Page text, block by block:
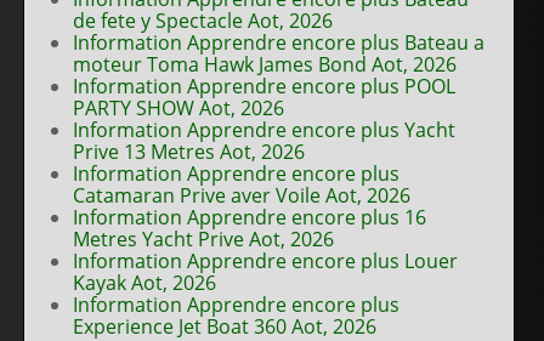
de fete y Spectacle Aot, 2026
Information Apprendre encore plus Bateau a
moteur Toma Hawk James Bond Aot, 2026
Information Apprendre encore plus POOL
PARTY SHOW Aot, 2026
Information Apprendre encore plus Yacht
Prive 13 Metres Aot, 2026
Information Apprendre encore plus
Catamaran Prive aver Voile Aot, 2026
Information Apprendre encore plus 16
Metres Yacht Prive Aot, 2026
Information Apprendre encore plus Louer
Kayak Aot, 2026
Information Apprendre encore plus
Experience Jet Boat 360 Aot, 2026